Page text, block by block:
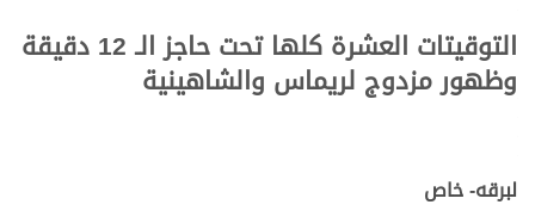
التوقيتات العشرة كلها تحت حاجز الـ 12 دقيقة
وظهور مزدوج لريماس والشاهينية
لبرقه- خاص